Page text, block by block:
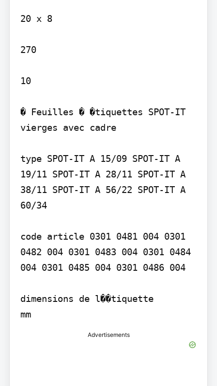
20 x 8
270
10
� Feuilles � �tiquettes SPOT-IT
vierges avec cadre
type SPOT-IT A 15/09 SPOT-IT A
19/11 SPOT-IT A 28/11 SPOT-IT A
38/11 SPOT-IT A 56/22 SPOT-IT A
60/34
code article 0301 0481 004 0301
0482 004 0301 0483 004 0301 0484
004 0301 0485 004 0301 0486 004
dimensions de l��tiquette
mm
Advertisements